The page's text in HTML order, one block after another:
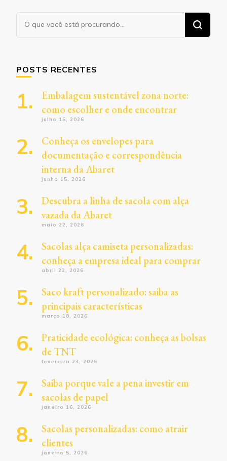
Procurando
algo?
POSTS RECENTES
Embalagem sustentável zona norte:
como escolher e onde encontrar
julho 15, 2026
Conheça os envelopes para
documentação e correspondência
interna da Abaret
junho 15, 2026
Descubra a linha de sacola com alça
vazada da Abaret
maio 22, 2026
Sacolas alça camiseta personalizadas:
conheça a empresa ideal para comprar
abril 22, 2026
Saco kraft personalizado: saiba as
principais características
março 18, 2026
Praticidade ecológica: conheça as bolsas
de TNT
fevereiro 23, 2026
Saiba porque vale a pena investir em
sacolas de papel
janeiro 16, 2026
Sacolas personalizadas: como atrair
clientes
janeiro 5, 2026